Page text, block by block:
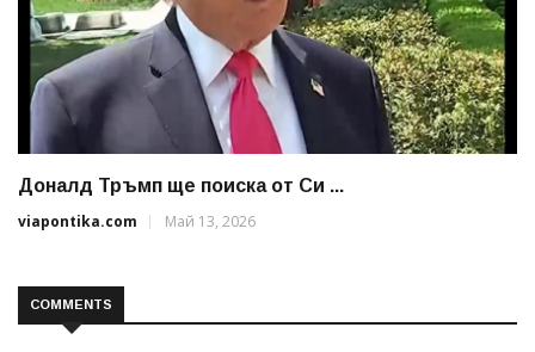
Доналд Тръмп ще поиска от Си ...
viapontika.com
Май 13, 2026
COMMENTS